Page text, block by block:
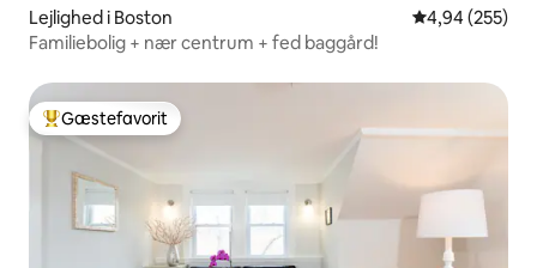
Lejlighed i Boston 4,94 ud af 5 i
4,94 (255)
Familiebolig + nær centrum + fed baggård!
Bedste gæstefavorit
Gæstefavorit